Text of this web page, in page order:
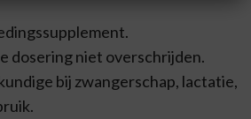
dosering niet overschrijden.
bij zwangerschap, lactatie,